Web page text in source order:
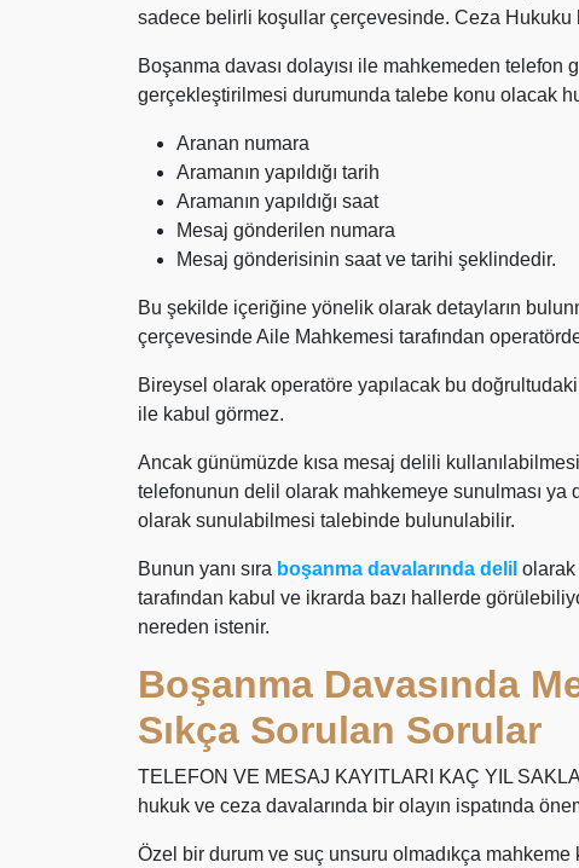
sadece belirli koşullar çerçevesinde. Ceza
Boşanma davası dolayısı ile mahkemeden
gerçekleştirilmesi durumunda talebe konu olacak
Aranan numara
Aramanın yapıldığı tarih
Aramanın yapıldığı saat
Mesaj gönderilen numara
Mesaj gönderisinin saat ve tarihi şeklindedir.
Bu şekilde içeriğine yönelik olarak detayların
çerçevesinde Aile Mahkemesi tarafından
Bireysel olarak operatöre yapılacak bu
ile kabul görmez.
Ancak günümüzde kısa mesaj delili
telefonunun delil olarak mahkemeye sunulması ya
olarak sunulabilmesi talebinde bulunulabilir.
Bunun yanı sıra boşanma davalarında delil olarak
tarafından kabul ve ikrarda bazı hallerde
nereden istenir.
Boşanma Davasında
Sıkça Sorulan Sorular
TELEFON VE MESAJ KAYITLARI KAÇ YIL
hukuk ve ceza davalarında bir olayın ispatında
Özel bir durum ve suç unsuru olmadıkça